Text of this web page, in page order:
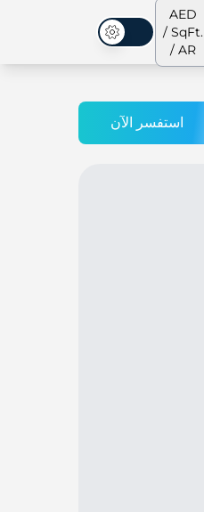
الوضع المظلم
AED
/ SqFt.
/ AR
استفسر الآن